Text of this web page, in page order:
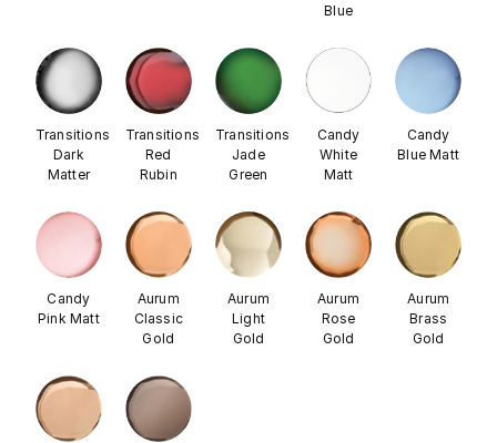
Blue
Transitions
Dark
Matter
Transitions
Red
Rubin
Transitions
Jade
Green
Candy
White
Matt
Candy
Blue Matt
Candy
Pink Matt
Aurum
Classic
Gold
Aurum
Light
Gold
Aurum
Rose
Gold
Aurum
Brass
Gold